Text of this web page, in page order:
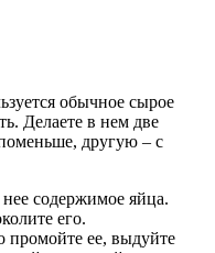
обычное сырое
Делаете в нем две
другую – с
содержимое яйца.
его.
промойте ее, выдуйте